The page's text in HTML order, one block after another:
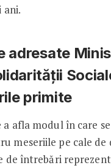
ani.
adresate
primite
afla modul în care
meseriile pe cale de
de întrebări